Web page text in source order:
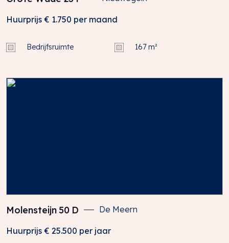
Huurprijs € 1.750 per maand
Bedrijfsruimte 167 m²
Molensteijn50 D De Meern
Huurprijs € 25.500 per jaar